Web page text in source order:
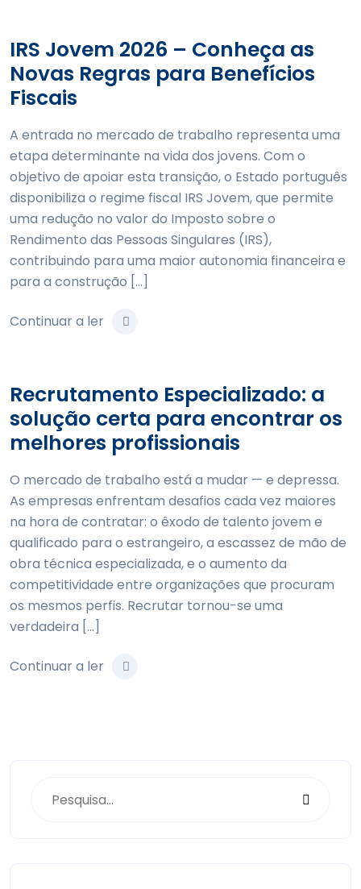
IRS Jovem 2026 – Conheça as
Novas Regras para Benefícios
Fiscais
A entrada no mercado de trabalho representa uma
etapa determinante na vida dos jovens. Com o
objetivo de apoiar esta transição, o Estado português
disponibiliza o regime fiscal IRS Jovem, que permite
uma redução no valor do Imposto sobre o
Rendimento das Pessoas Singulares (IRS),
contribuindo para uma maior autonomia financeira e
para a construção […]
Continuar a ler
Recrutamento Especializado: a
solução certa para encontrar os
melhores profissionais
O mercado de trabalho está a mudar — e depressa.
As empresas enfrentam desafios cada vez maiores
na hora de contratar: o êxodo de talento jovem e
qualificado para o estrangeiro, a escassez de mão de
obra técnica especializada, e o aumento da
competitividade entre organizações que procuram
os mesmos perfis. Recrutar tornou-se uma
verdadeira […]
Continuar a ler